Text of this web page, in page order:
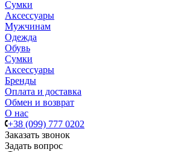
Сумки
Аксессуары
Мужчинам
Одежда
Обувь
Сумки
Аксессуары
Бренды
Оплата и доставка
Обмен и возврат
О нас
+38 (099) 777 0202
Заказать звонок
Задать вопрос